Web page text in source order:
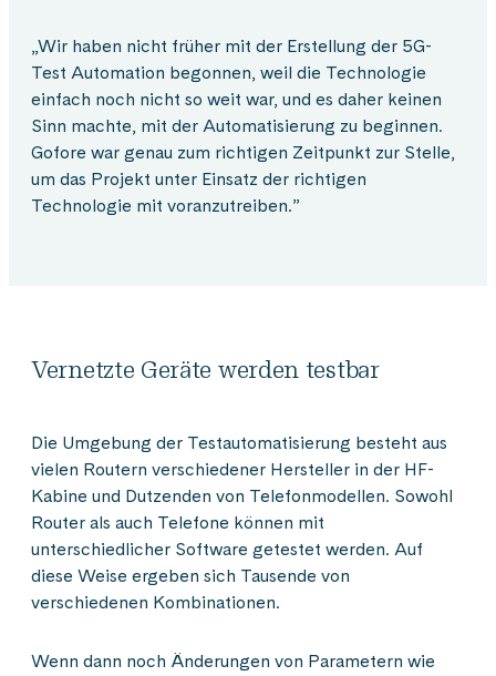
„Wir haben nicht früher mit der Erstellung der 5G-
Test Automation begonnen, weil die Technologie
einfach noch nicht so weit war, und es daher keinen
Sinn machte, mit der Automatisierung zu beginnen.
Gofore war genau zum richtigen Zeitpunkt zur Stelle,
um das Projekt unter Einsatz der richtigen
Technologie mit voranzutreiben.”
Vernetzte Geräte werden testbar
Die Umgebung der Testautomatisierung besteht aus
vielen Routern verschiedener Hersteller in der HF-
Kabine und Dutzenden von Telefonmodellen. Sowohl
Router als auch Telefone können mit
unterschiedlicher Software getestet werden. Auf
diese Weise ergeben sich Tausende von
verschiedenen Kombinationen.
Wenn dann noch Änderungen von Parametern wie